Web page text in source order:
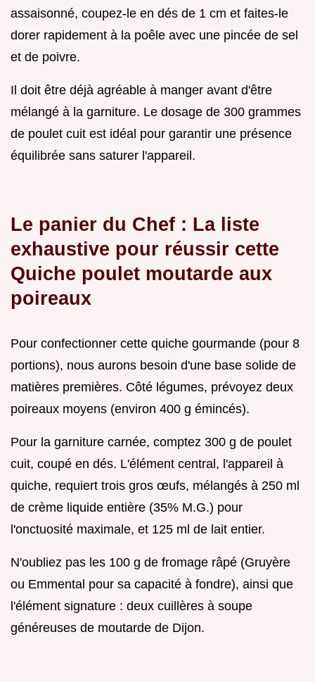
assaisonné, coupez-le en dés de 1 cm et faites-le
dorer rapidement à la poêle avec une pincée de sel
et de poivre.
Il doit être déjà agréable à manger avant d'être
mélangé à la garniture. Le dosage de 300 grammes
de poulet cuit est idéal pour garantir une présence
équilibrée sans saturer l'appareil.
Le panier du Chef : La liste
exhaustive pour réussir cette
Quiche poulet moutarde aux
poireaux
Pour confectionner cette quiche gourmande (pour 8
portions), nous aurons besoin d'une base solide de
matières premières. Côté légumes, prévoyez deux
poireaux moyens (environ 400 g émincés).
Pour la garniture carnée, comptez 300 g de poulet
cuit, coupé en dés. L'élément central, l'appareil à
quiche, requiert trois gros œufs, mélangés à 250 ml
de crème liquide entière (35% M.G.) pour
l'onctuosité maximale, et 125 ml de lait entier.
N'oubliez pas les 100 g de fromage râpé (Gruyère
ou Emmental pour sa capacité à fondre), ainsi que
l'élément signature : deux cuillères à soupe
généreuses de moutarde de Dijon.